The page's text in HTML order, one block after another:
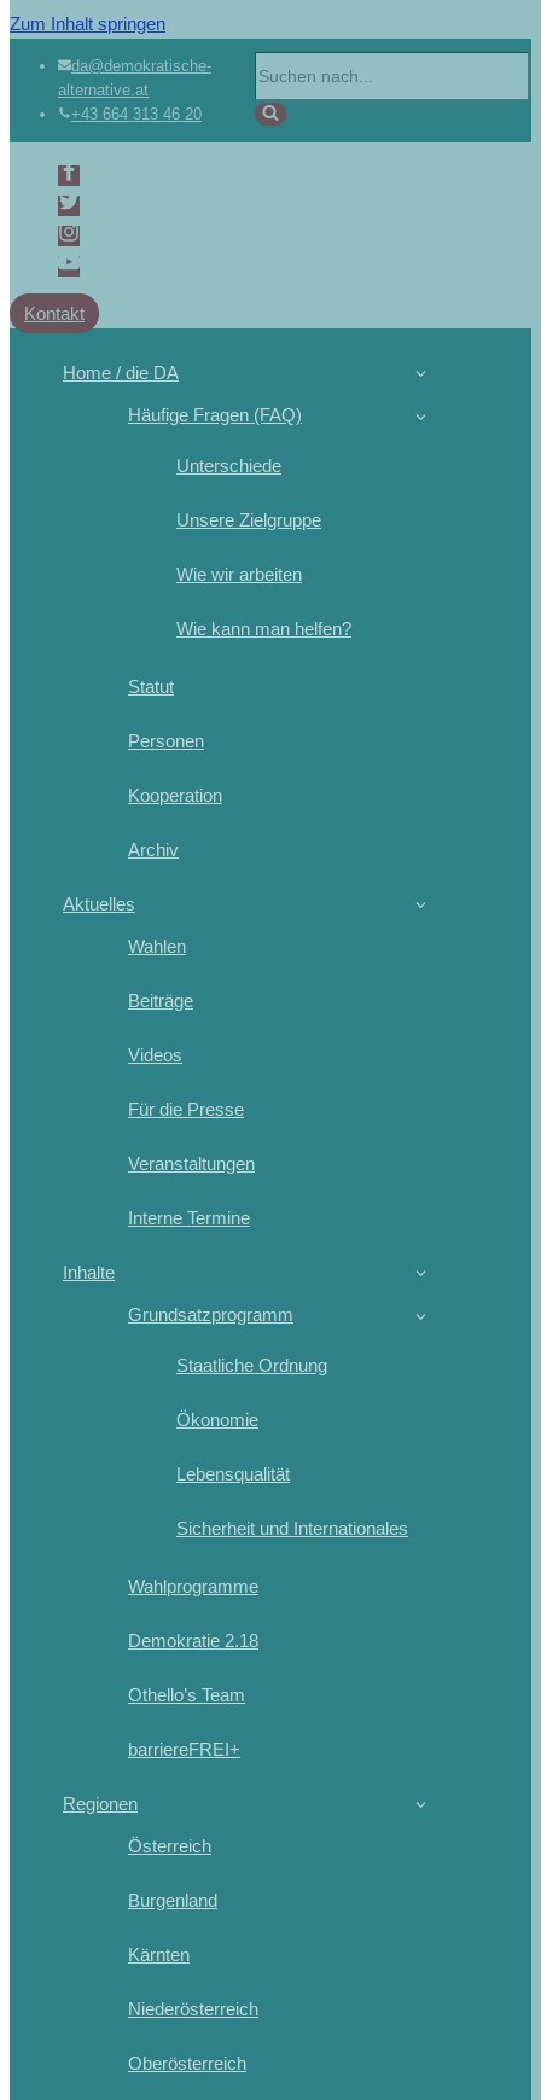
Zum Inhalt springen
da@demokratische-
alternative.at
+43 664 313 46 20
Kontakt
Home / die DA
Häufige Fragen (FAQ)
Unterschiede
Unsere Zielgruppe
Wie wir arbeiten
Wie kann man helfen?
Statut
Personen
Kooperation
Archiv
Aktuelles
Wahlen
Beiträge
Videos
Für die Presse
Veranstaltungen
Interne Termine
Inhalte
Grundsatzprogramm
Staatliche Ordnung
Ökonomie
Lebensqualität
Sicherheit und Internationales
Wahlprogramme
Demokratie 2.18
Othello’s Team
barriereFREI+
Regionen
Österreich
Burgenland
Kärnten
Niederösterreich
Oberösterreich